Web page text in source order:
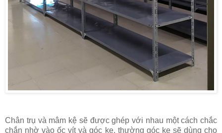
Chân trụ và mâm kệ sẽ được ghép với nhau một cách chắc
chắn nhờ vào ốc vít và góc ke, thường góc ke sẽ dùng cho